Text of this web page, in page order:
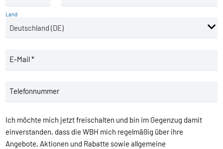
Land
E-Mail *
Telefonnummer
Ich möchte mich jetzt freischalten und bin im Gegenzug damit
einverstanden, dass die WBH mich regelmäßig über ihre
Angebote, Aktionen und Rabatte sowie allgemeine